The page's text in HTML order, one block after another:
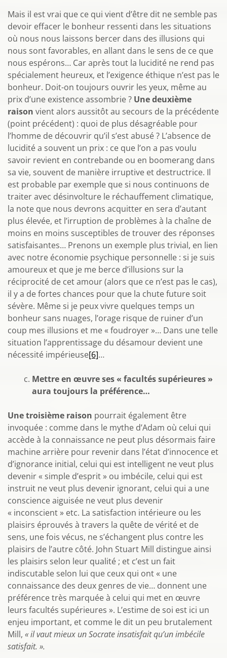
Mais il est vrai que ce qui vient d’être dit ne semble pas
devoir effacer le bonheur ressenti dans les situations
où nous nous laissons bercer dans des illusions qui
nous sont favorables, en allant dans le sens de ce que
nous espérons… Car après tout la lucidité ne rend pas
spécialement heureux, et l’exigence éthique n’est pas le
bonheur. Doit-on toujours ouvrir les yeux, même au
prix d’une existence assombrie ? Une deuxième
raison vient alors aussitôt au secours de la précédente
(point précédent) : quoi de plus désagréable pour
l’homme de découvrir qu’il s’est abusé ? L’absence de
lucidité a souvent un prix : ce que l’on a pas voulu
savoir revient en contrebande ou en boomerang dans
sa vie, souvent de manière irruptive et destructrice. Il
est probable par exemple que si nous continuons de
traiter avec désinvolture le réchauffement climatique,
la note que nous devrons acquitter en sera d’autant
plus élevée, et l’irruption de problèmes à la chaîne de
moins en moins susceptibles de trouver des réponses
satisfaisantes… Prenons un exemple plus trivial, en lien
avec notre économie psychique personnelle : si je suis
amoureux et que je me berce d’illusions sur la
réciprocité de cet amour (alors que ce n’est pas le cas),
il y a de fortes chances pour que la chute future soit
sévère. Même si je peux vivre quelques temps un
bonheur sans nuages, l’orage risque de ruiner d’un
coup mes illusions et me « foudroyer »… Dans une telle
situation l’apprentissage du désamour devient une
nécessité impérieuse[6]…
Mettre en œuvre ses « facultés supérieures »
aura toujours la préférence…
Une troisième raison pourrait également être
invoquée : comme dans le mythe d’Adam où celui qui
accède à la connaissance ne peut plus désormais faire
machine arrière pour revenir dans l’état d’innocence et
d’ignorance initial, celui qui est intelligent ne veut plus
devenir « simple d’esprit » ou imbécile, celui qui est
instruit ne veut plus devenir ignorant, celui qui a une
conscience aiguisée ne veut plus devenir
« inconscient » etc. La satisfaction intérieure ou les
plaisirs éprouvés à travers la quête de vérité et de
sens, une fois vécus, ne s’échangent plus contre les
plaisirs de l’autre côté. John Stuart Mill distingue ainsi
les plaisirs selon leur qualité ; et c’est un fait
indiscutable selon lui que ceux qui ont « une
connaissance des deux genres de vie… donnent une
préférence très marquée à celui qui met en œuvre
leurs facultés supérieures ». L’estime de soi est ici un
enjeu important, et comme le dit un peu brutalement
Mill, « il vaut mieux un Socrate insatisfait qu’un imbécile
satisfait. ».